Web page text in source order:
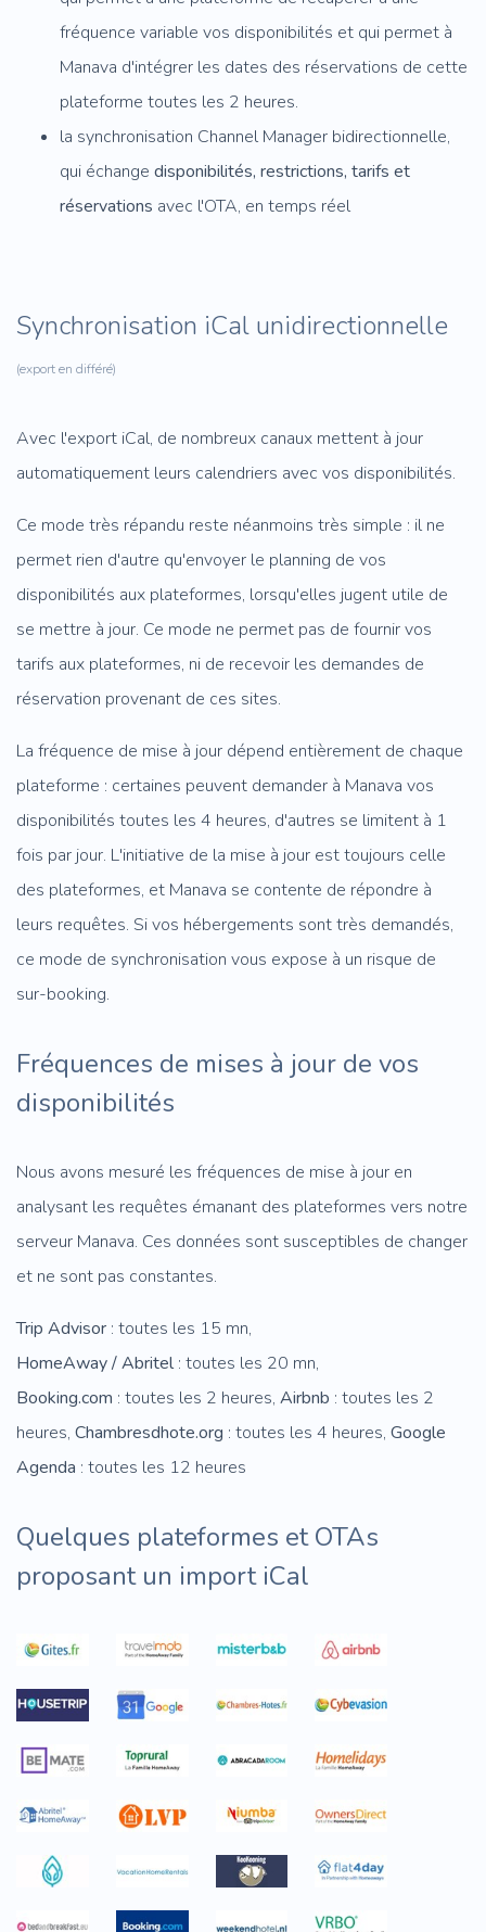
fréquence variable vos disponibilités et qui permet à
Manava d'intégrer les dates des réservations de cette
plateforme toutes les 2 heures.
la synchronisation Channel Manager bidirectionnelle,
qui échange disponibilités, restrictions, tarifs et
réservations avec l'OTA, en temps réel
Synchronisation iCal unidirectionnelle
(export en différé)
Avec l'export iCal, de nombreux canaux mettent à jour
automatiquement leurs calendriers avec vos disponibilités.
Ce mode très répandu reste néanmoins très simple : il ne
permet rien d'autre qu'envoyer le planning de vos
disponibilités aux plateformes, lorsqu'elles jugent utile de
se mettre à jour. Ce mode ne permet pas de fournir vos
tarifs aux plateformes, ni de recevoir les demandes de
réservation provenant de ces sites.
La fréquence de mise à jour dépend entièrement de chaque
plateforme : certaines peuvent demander à Manava vos
disponibilités toutes les 4 heures, d'autres se limitent à 1
fois par jour. L'initiative de la mise à jour est toujours celle
des plateformes, et Manava se contente de répondre à
leurs requêtes. Si vos hébergements sont très demandés,
ce mode de synchronisation vous expose à un risque de
sur-booking.
Fréquences de mises à jour de vos
disponibilités
Nous avons mesuré les fréquences de mise à jour en
analysant les requêtes émanant des plateformes vers notre
serveur Manava. Ces données sont susceptibles de changer
et ne sont pas constantes.
Trip Advisor : toutes les 15 mn,
HomeAway / Abritel: toutes les 20 mn,
Booking.com : toutes les 2 heures, Airbnb : toutes les 2
heures, Chambresdhote.org : toutes les 4 heures, Google
Agenda : toutes les 12 heures
Quelques plateformes et OTAs
proposant un import iCal